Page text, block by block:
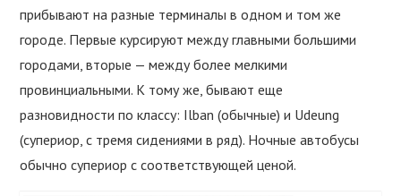
прибывают на разные терминалы в одном и том же
городе. Первые курсируют между главными большими
городами, вторые — между более мелкими
провинциальными. К тому же, бывают еще
разновидности по классу: Ilban (обычные) и Udeung
(супериор, с тремя сидениями в ряд). Ночные автобусы
обычно супериор с соответствующей ценой.